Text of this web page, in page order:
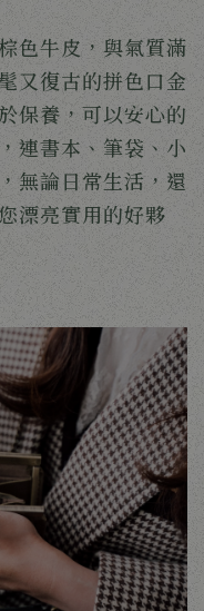
色牛皮，與氣質滿
又復古的拼色口金
保養，可以安心的
連書本、筆袋、小
無論日常生活，還
漂亮實用的好夥